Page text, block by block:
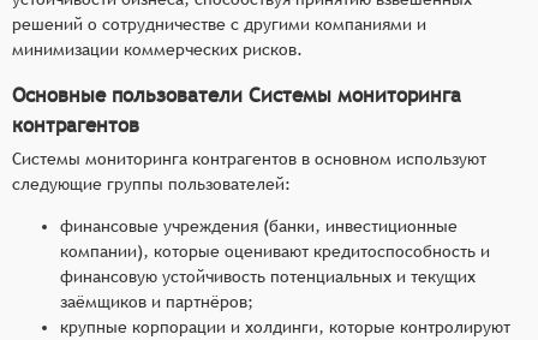
решений о сотрудничестве с другими компаниями и
минимизации коммерческих рисков.
Основные пользователи Системы мониторинга
контрагентов
Системы мониторинга контрагентов в основном используют
следующие группы пользователей:
финансовые учреждения (банки, инвестиционные
компании), которые оценивают кредитоспособность и
финансовую устойчивость потенциальных и текущих
заёмщиков и партнёров;
крупные корпорации и холдинги, которые контролируют